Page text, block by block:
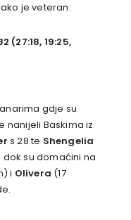
je veteran.
(27:18, 19:25,
gdje su
nanijeli Baskima iz
s 28 te Shengelia
su domaćini na
i Olivera (17